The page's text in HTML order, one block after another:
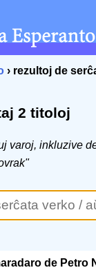
› rezultoj de
2 titoloj
varoj, inkluzive
de Petro